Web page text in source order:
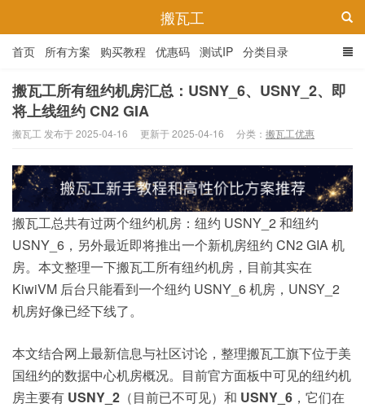
搬瓦工
首页 所有方案 购买教程 优惠码 测试IP 分类目录
搬瓦工所有纽约机房汇总：USNY_6、USNY_2、即
将上线纽约 CN2 GIA
搬瓦工 发布于 2025-04-16 更新于 2025-04-16 分类： 搬瓦工优惠
搬瓦工总共有过两个纽约机房：纽约 USNY_2 和纽约
USNY_6，另外最近即将推出一个新机房纽约 CN2 GIA 机
房。本文整理一下搬瓦工所有纽约机房，目前其实在
KiwiVM 后台只能看到一个纽约 USNY_6 机房，UNSY_2
机房好像已经下线了。
本文结合网上最新信息与社区讨论，整理搬瓦工旗下位于美
国纽约的数据中心机房概况。目前官方面板中可见的纽约机
房主要有 USNY_2 （目前已不可见）和 USNY_6 ，它们在